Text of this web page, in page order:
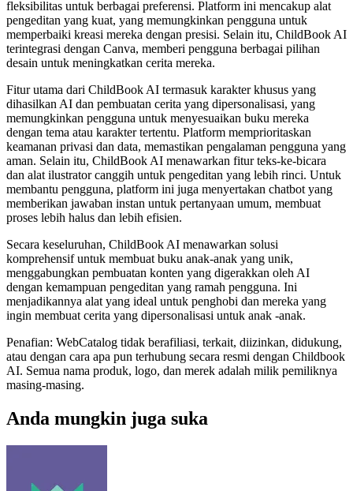
fleksibilitas untuk berbagai preferensi. Platform ini mencakup alat
pengeditan yang kuat, yang memungkinkan pengguna untuk
memperbaiki kreasi mereka dengan presisi. Selain itu, ChildBook AI
terintegrasi dengan Canva, memberi pengguna berbagai pilihan
desain untuk meningkatkan cerita mereka.
Fitur utama dari ChildBook AI termasuk karakter khusus yang
dihasilkan AI dan pembuatan cerita yang dipersonalisasi, yang
memungkinkan pengguna untuk menyesuaikan buku mereka
dengan tema atau karakter tertentu. Platform memprioritaskan
keamanan privasi dan data, memastikan pengalaman pengguna yang
aman. Selain itu, ChildBook AI menawarkan fitur teks-ke-bicara
dan alat ilustrator canggih untuk pengeditan yang lebih rinci. Untuk
membantu pengguna, platform ini juga menyertakan chatbot yang
memberikan jawaban instan untuk pertanyaan umum, membuat
proses lebih halus dan lebih efisien.
Secara keseluruhan, ChildBook AI menawarkan solusi
komprehensif untuk membuat buku anak-anak yang unik,
menggabungkan pembuatan konten yang digerakkan oleh AI
dengan kemampuan pengeditan yang ramah pengguna. Ini
menjadikannya alat yang ideal untuk penghobi dan mereka yang
ingin membuat cerita yang dipersonalisasi untuk anak -anak.
Penafian: WebCatalog tidak berafiliasi, terkait, diizinkan, didukung,
atau dengan cara apa pun terhubung secara resmi dengan Childbook
AI. Semua nama produk, logo, dan merek adalah milik pemiliknya
masing-masing.
Anda mungkin juga suka